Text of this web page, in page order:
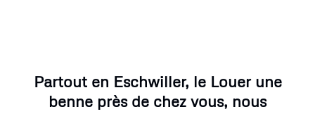
Partout en Eschwiller, le Louer une
benne près de chez vous, nous